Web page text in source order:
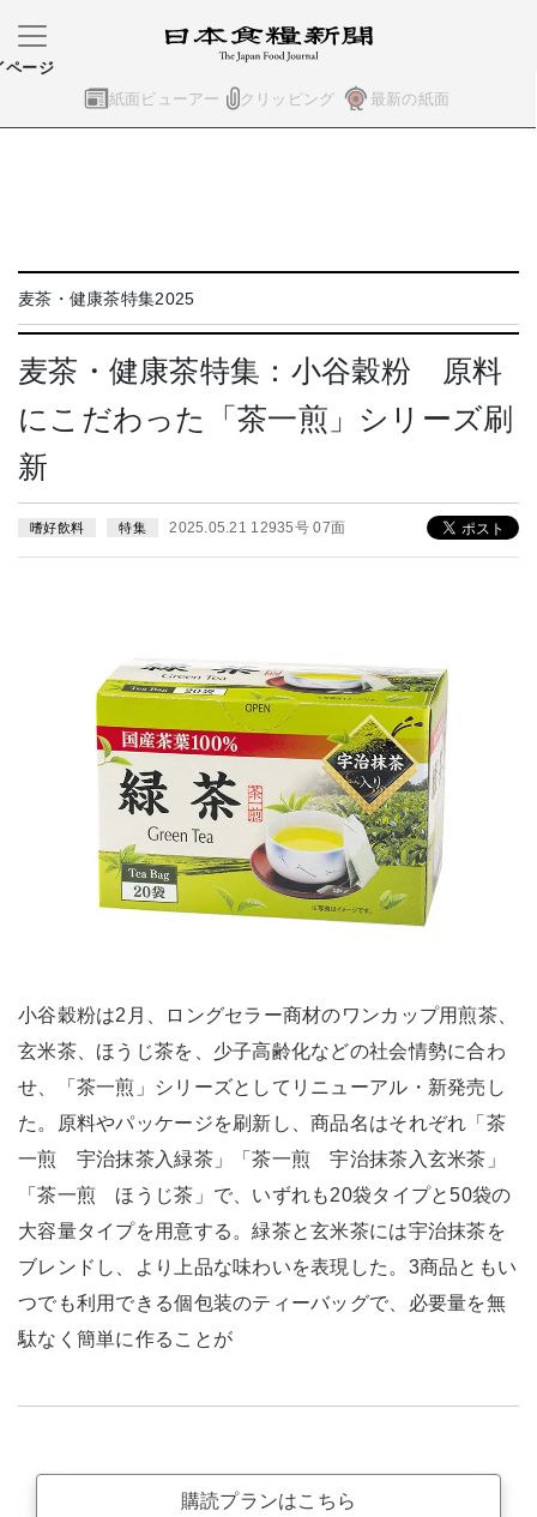
紙面ビューアー クリッピング 最新の紙面
ページ
麦茶・健康茶特集2025
麦茶・健康茶特集：小谷穀粉 原料
にこだわった「茶一煎」シリーズ刷
新
嗜好飲料 特集 2025.05.21 12935号 07面
小谷穀粉は2月、ロングセラー商材のワンカップ用煎茶、
玄米茶、ほうじ茶を、少子高齢化などの社会情勢に合わ
せ、「茶一煎」シリーズとしてリニューアル・新発売し
た。原料やパッケージを刷新し、商品名はそれぞれ「茶
一煎 宇治抹茶入緑茶」「茶一煎 宇治抹茶入玄米茶」
「茶一煎 ほうじ茶」で、いずれも20袋タイプと50袋の
大容量タイプを用意する。緑茶と玄米茶には宇治抹茶を
ブレンドし、より上品な味わいを表現した。3商品ともい
つでも利用できる個包装のティーバッグで、必要量を無
駄なく簡単に作ることが
購読プランはこちら